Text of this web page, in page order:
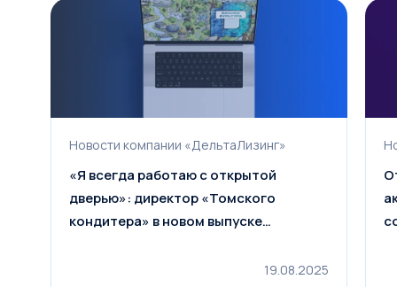
Новости компании «ДельтаЛизинг»
«Я всегда работаю с открытой
дверью»: директор «Томского
кондитера» в новом выпуске
19.08.2025